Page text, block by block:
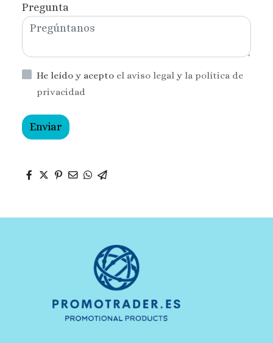
Pregunta
He leído y acepto el aviso legal y la política de
privacidad
Enviar